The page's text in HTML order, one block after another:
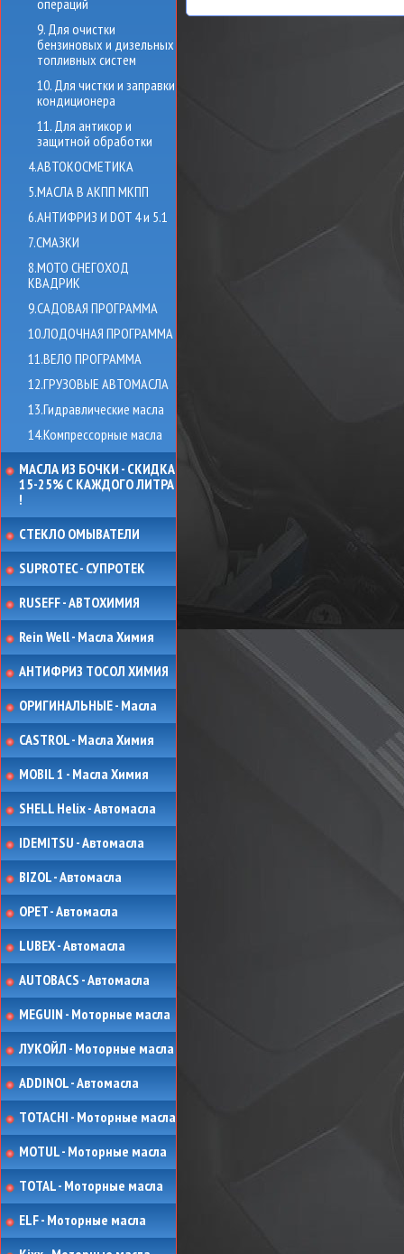
операций
9. Для очистки
бензиновых и дизельных
топливных систем
10. Для чистки и заправки
кондиционера
11. Для антикор и
защитной обработки
4.АВТОКОСМЕТИКА
5.МАСЛА В АКПП МКПП
6.АНТИФРИЗ И DOT 4 и 5.1
7.СМАЗКИ
8.МОТО СНЕГОХОД
КВАДРИК
9.САДОВАЯ ПРОГРАММА
10.ЛОДОЧНАЯ ПРОГРАММА
11.ВЕЛО ПРОГРАММА
12.ГРУЗОВЫЕ АВТОМАСЛА
13.Гидравлические масла
14.Компрессорные масла
МАСЛА ИЗ БОЧКИ - СКИДКА
15-25% С КАЖДОГО ЛИТРА
!
СТЕКЛО ОМЫВАТЕЛИ
SUPROTEC - СУПРОТЕК
RUSEFF - АВТОХИМИЯ
Rein Well - Масла Химия
АНТИФРИЗ ТОСОЛ ХИМИЯ
ОРИГИНАЛЬНЫЕ - Масла
CASTROL - Масла Химия
MOBIL 1 - Масла Химия
SHELL Helix - Автомасла
IDEMITSU - Автомасла
BIZOL - Автомасла
OPET - Автомасла
LUBEX - Автомасла
AUTOBACS - Автомасла
MEGUIN - Моторные масла
ЛУКОЙЛ - Моторные масла
ADDINOL - Автомасла
TOTACHI - Моторные масла
MOTUL - Моторные масла
TOTAL - Моторные масла
ELF - Моторные масла